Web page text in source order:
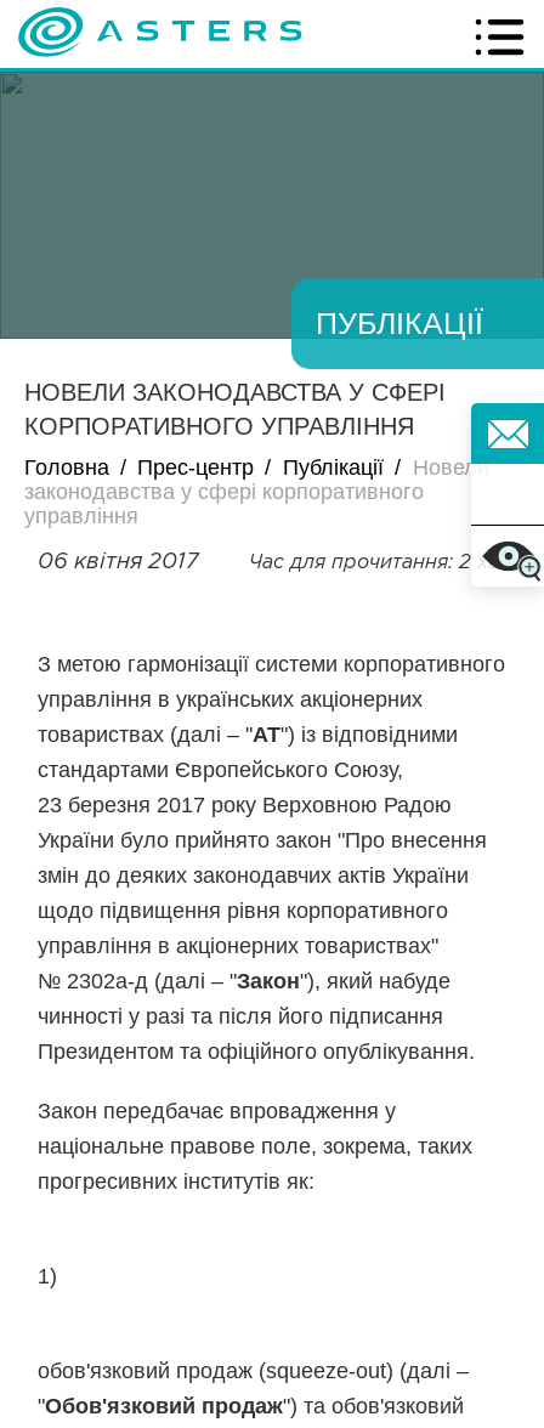
ПУБЛІКАЦІЇ
НОВЕЛИ ЗАКОНОДАВСТВА У СФЕРІ
КОРПОРАТИВНОГО УПРАВЛІННЯ
Головна / Прес-центр / Публікації / Новели
законодавства у сфері корпоративного
управління
06 квітня 2017 Час для прочитання: 2 хв
З метою гармонізації системи корпоративного
управління в українських акціонерних
товариствах (далі – "АТ") із відповідними
стандартами Європейського Союзу,
23 березня 2017 року Верховною Радою
України було прийнято закон "Про внесення
змін до деяких законодавчих актів України
щодо підвищення рівня корпоративного
управління в акціонерних товариствах"
№ 2302а-д (далі – "Закон"), який набуде
чинності у разі та після його підписання
Президентом та офіційного опублікування.
Закон передбачає впровадження у
національне правове поле, зокрема, таких
прогресивних інститутів як:
1)
обов'язковий продаж (squeeze-out) (далі –
"Обов'язковий продаж") та обов'язковий